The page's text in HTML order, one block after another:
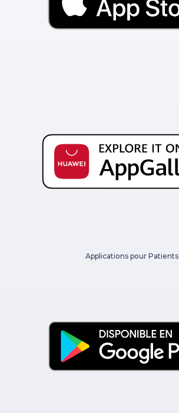
Applications pour Patients